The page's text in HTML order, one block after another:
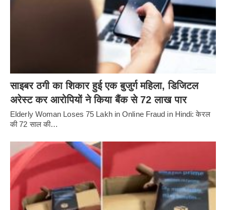
साइबर ठगी का शिकार हुई एक बुजुर्ग महिला, डिजिटल
अरेस्ट कर आरोपियों ने किया बैंक से 72 लाख पार
Elderly Woman Loses 75 Lakh in Online Fraud in Hindi: केरल
की 72 साल की…